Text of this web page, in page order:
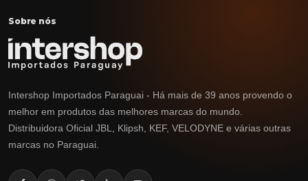
Sobre nós
Intershop Importados Paraguai - Há mais de 39 anos provendo o
melhor em produtos das melhores marcas do mundo.
Distribuidora Oficial JBL, Klipsh, KEF, VELODYNE e várias outras
marcas no Paraguai.